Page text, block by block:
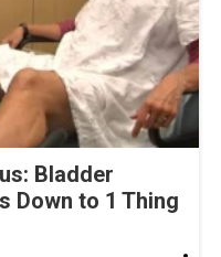
Bladder
Down to 1 Thing